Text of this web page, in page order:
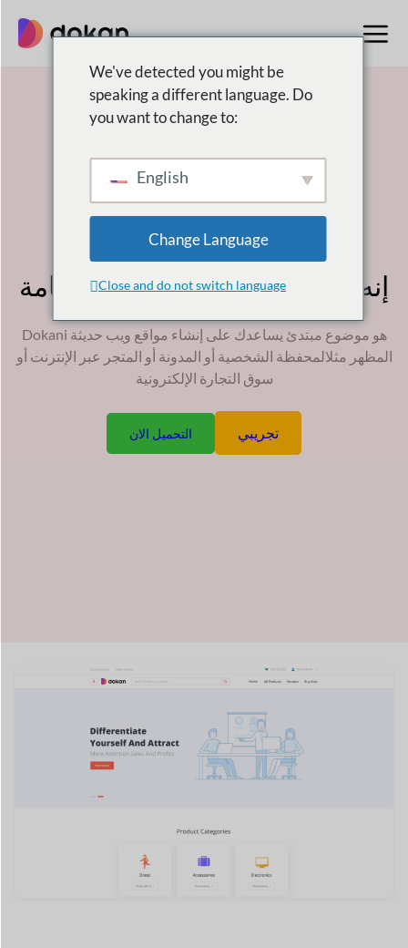
إلى
المحتوى
موضوع دوكاني
متعدد الأغراضوورد موضوع
إنه،
وزن خفيف& استجابة تامة
Dokani هو موضوع مبتدئ يساعدك على إنشاء مواقع ويب حديثة
المظهر مثلالمحفظة الشخصية أو المدونة أو المتجر عبر الإنترنت أو
سوق التجارة الإلكترونية
التحميل الان تجريبي
We've detected you might be
speaking a different language. Do
you want to change to:
English
Change Language
Close and do not switch language